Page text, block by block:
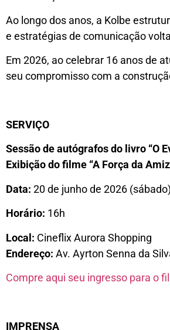
Ao longo dos anos, a Kolbe
e estratégias de comunicação
Em 2026, ao celebrar 16 anos de
seu compromisso com a
SERVIÇO
Sessão de autógrafos do livro “O
Exibição do filme “A Força da
Data: 20 de junho de 2026 (sábado)
Horário: 16h
Local: Cineflix Aurora Shopping
Endereço: Av. Ayrton Senna da
Compre aqui seu ingresso para o
IMPRENSA